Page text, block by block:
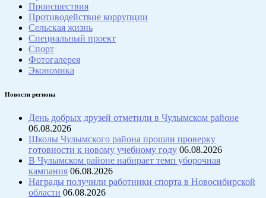
Происшествия
Противодействие коррупции
Сельская жизнь
Специальный проект
Спорт
Фотогалерея
Экономика
Новости региона
День добрых друзей отметили в Чулымском районе
06.08.2026
Школы Чулымского района прошли проверку
готовности к новому учебному году 06.08.2026
В Чулымском районе набирает темп уборочная
кампания 06.08.2026
Награды получили работники спорта в Новосибирской
области 06.08.2026